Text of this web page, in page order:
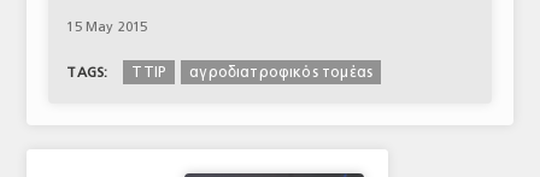
15 May 2015
TAGS: TTIP αγροδιατροφικός τομέας